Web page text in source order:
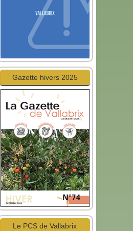
Gazette hivers 2025
Le PCS de Vallabrix